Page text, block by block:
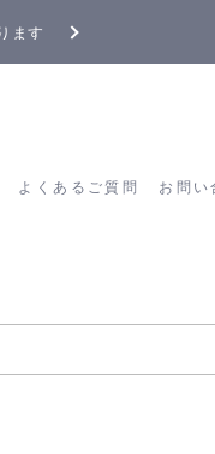
ます
よくあるご質問 お問い
ド よくあるご質問